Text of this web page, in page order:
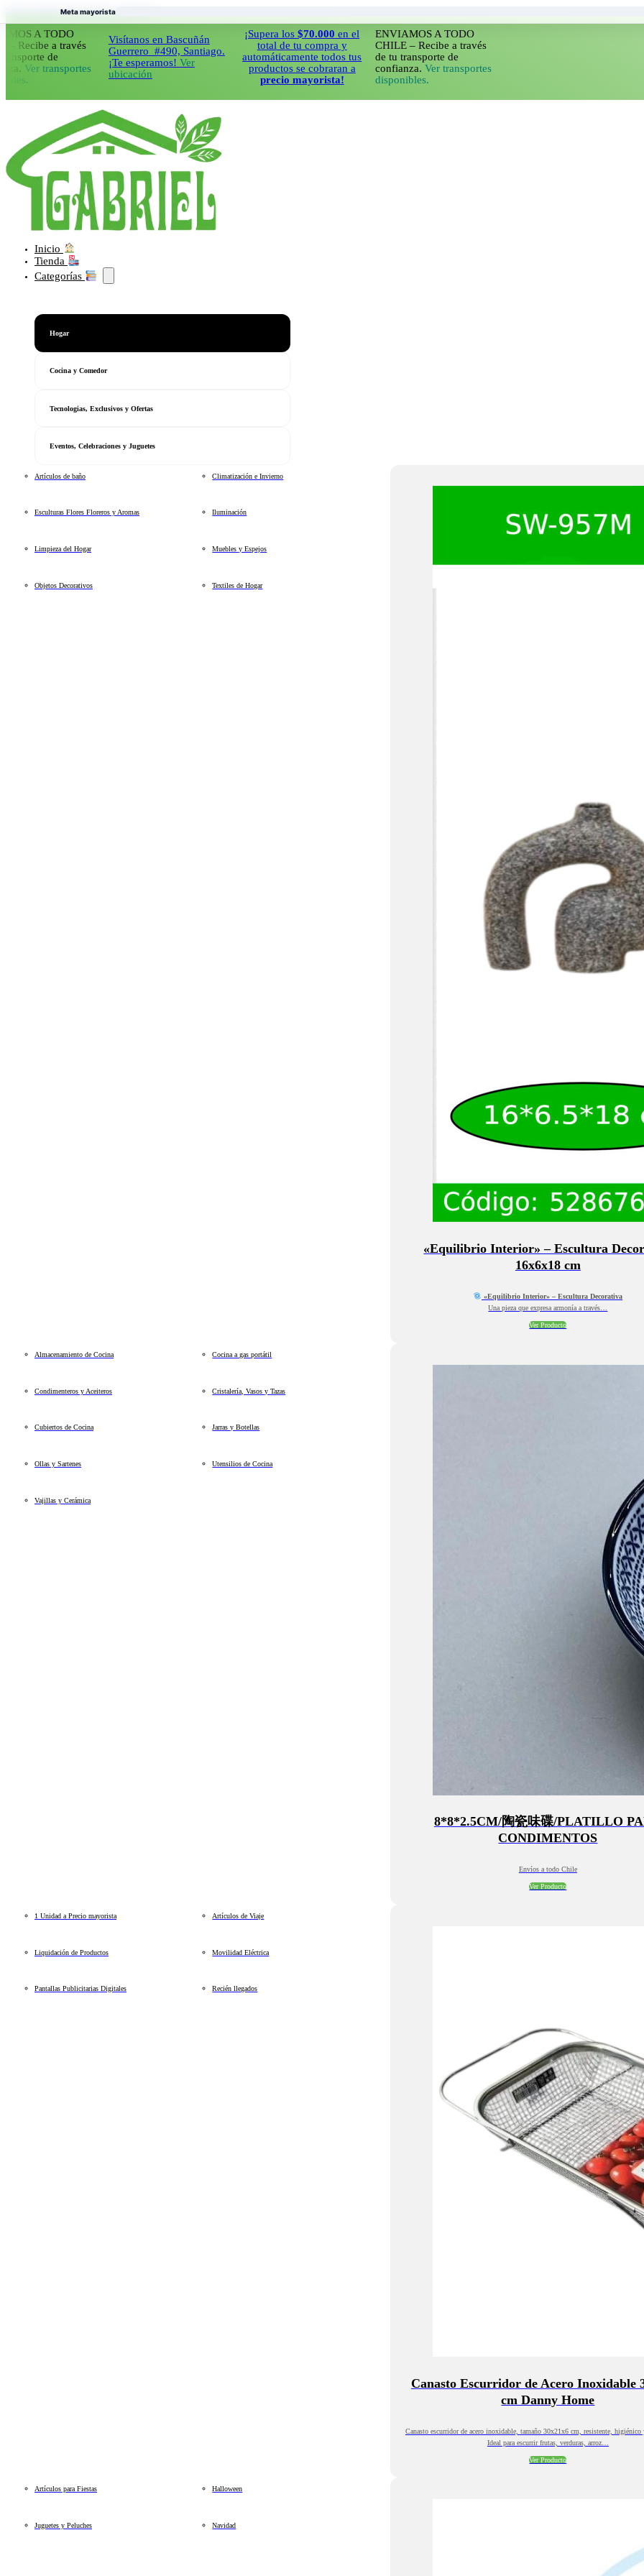
Saltar al contenido principal Saltar al pie de página
A TODO
a través
de
transportes
Visítanos en Bascuñán
Guerrero #490, Santiago.
¡Te esperamos!Ver
ubicación
¡Supera los$70.000en el
total de tu compra y
automáticamente todos tus
productos se cobraran a
precio mayorista!
ENVIAMOS A TODO
CHILE – Recibe a través
de tu transporte de
confianza.Ver transportes
disponibles.
Inicio
Tienda
Categorías
Hogar
Cocina y Comedor
Tecnologias, Exclusivos y Ofertas
Eventos, Celebraciones y Juguetes
Artículos de baño Climatización e Invierno
Esculturas Flores Floreros y Aromas Iluminación
Limpieza del Hogar Muebles y Espejos
Objetos Decorativos Textiles de Hogar
«Equilibrio Interior» – Escultura
16x6x18 cm
«Equilibrio Interior» – Escultura Decorativa
Una pieza que expresa armonía a través…
Ver Producto
Almacenamiento de Cocina Cocina a gas portátil
Condimenteros y Aceiteros Cristalería, Vasos y Tazas
Cubiertos de Cocina Jarras y Botellas
Ollas y Sartenes Utensilios de Cocina
Vajillas y Cerámica
8*8*2.5CM/陶瓷味碟/PLATILLO
CONDIMENTOS
Envíos a todo Chile
Ver Producto
1 Unidad a Precio mayorista Artículos de Viaje
Liquidación de Productos Movilidad Eléctrica
Pantallas Publicitarias Digitales Recién llegados
Canasto Escurridor de Acero Inoxidable
cm Danny Home
Canasto escurridor de acero inoxidable, tamaño 30x21x6 cm, resistente,
Ideal para escurrir frutas, verduras, arroz…
Ver Producto
Artículos para Fiestas Halloween
Juguetes y Peluches Navidad
Meta mayorista